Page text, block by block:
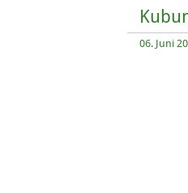
06. Juni